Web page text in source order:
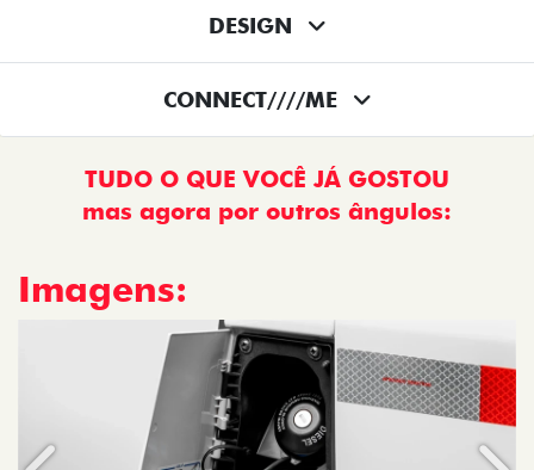
DESIGN
CONNECT////ME
TUDO O QUE VOCÊ JÁ GOSTOU
mas agora por outros ângulos:
Imagens: